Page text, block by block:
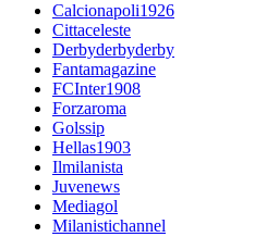
Calcionapoli1926
Cittaceleste
Derbyderbyderby
Fantamagazine
FCInter1908
Forzaroma
Golssip
Hellas1903
Ilmilanista
Juvenews
Mediagol
Milanistichannel